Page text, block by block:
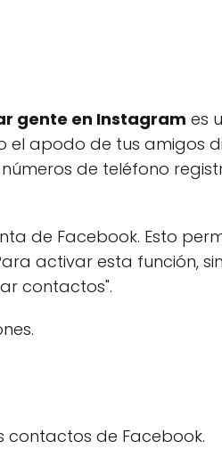
gente en Instagram es
el apodo de tus amigos
de teléfono
de Facebook. Esto
activar esta función,
contactos".
contactos de Facebook.